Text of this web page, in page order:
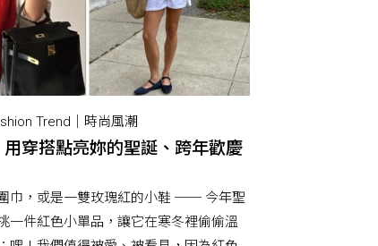
Trend｜時尚風潮
穿搭點亮妳的聖誕、跨年歡慶
巾，或是一雙玫瑰紅的小鞋 ── 今年聖
一件紅色小單品，讓它在寒冬裡偷偷溫